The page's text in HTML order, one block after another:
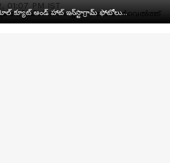
01:07 PM IST
క్యూట్ అండ్ హాట్ ఇన్‌స్టాగ్రామ్ ఫోటోలు...